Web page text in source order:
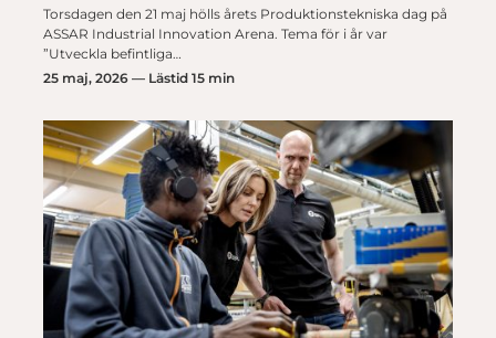
Torsdagen den 21 maj hölls årets Produktionstekniska dag på
ASSAR Industrial Innovation Arena. Tema för i år var
”Utveckla befintliga…
25 maj, 2026 — Lästid 15 min